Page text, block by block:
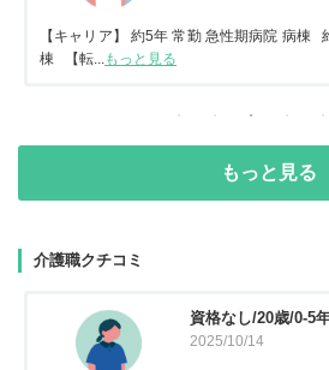
【キャリア】 約5年 常勤 急性期病院 病棟
棟 【転...
もっと見る
もっと見る
介護職クチコミ
資格なし/20歳/0-5
2025/10/14